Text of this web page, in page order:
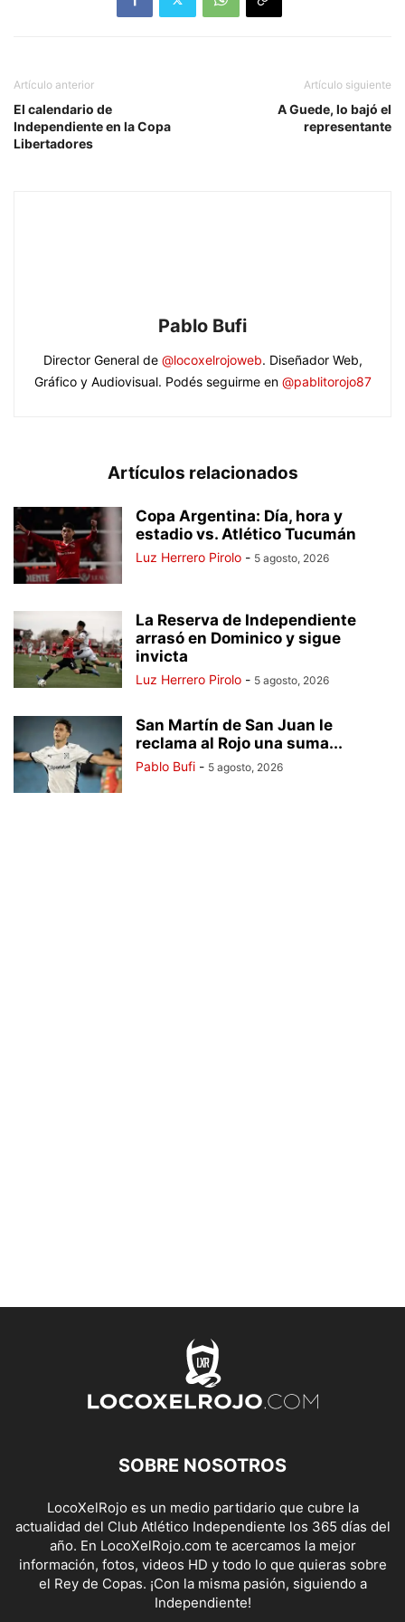
Artículo anterior
El calendario de
Independiente en la Copa
Libertadores
Artículo siguiente
A Guede, lo bajó el
representante
Pablo Bufi
Director General de @locoxelrojoweb. Diseñador Web,
Gráfico y Audiovisual. Podés seguirme en @pablitorojo87
Artículos relacionados
Copa Argentina: Día, hora y
estadio vs. Atlético Tucumán
Luz Herrero Pirolo - 5 agosto, 2026
La Reserva de Independiente
arrasó en Dominico y sigue
invicta
Luz Herrero Pirolo - 5 agosto, 2026
San Martín de San Juan le
reclama al Rojo una suma...
Pablo Bufi - 5 agosto, 2026
SOBRE NOSOTROS
LocoXelRojo es un medio partidario que cubre la
actualidad del Club Atlético Independiente los 365 días del
año. En LocoXelRojo.com te acercamos la mejor
información, fotos, videos HD y todo lo que quieras sobre
el Rey de Copas. ¡Con la misma pasión, siguiendo a
Independiente!